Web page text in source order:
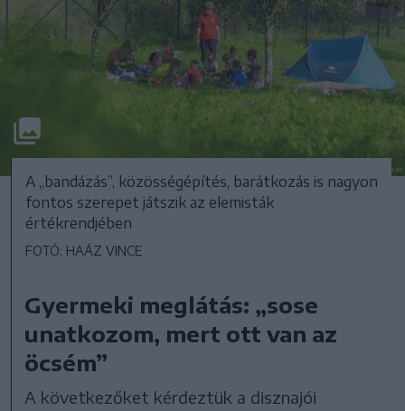
A „bandázás”, közösségépítés, barátkozás is nagyon
fontos szerepet játszik az elemisták
értékrendjében
FOTÓ: HAÁZ VINCE
Gyermeki meglátás: „sose
unatkozom, mert ott van az
öcsém”
A következőket kérdeztük a disznajói